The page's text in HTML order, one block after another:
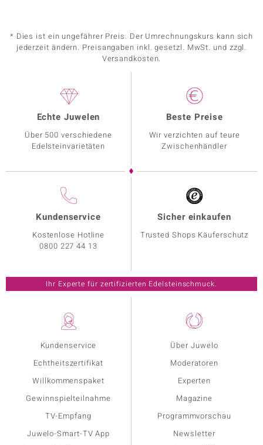
* Dies ist ein ungefährer Preis. Der Umrechnungskurs kann sich
jederzeit ändern. Preisangaben inkl. gesetzl. MwSt. und zzgl.
Versandkosten.
Kundenservice
Echtheitszertifikat
Willkommenspaket
Gewinnspielteilnahme
TV-Empfang
Juwelo-Smart-TV App
Über Juwelo
Moderatoren
Experten
Magazine
Programmvorschau
Newsletter
Echte Juwelen
Über 500 verschiedene
Edelsteinvarietäten
Beste Preise
Wir verzichten auf teure
Zwischenhändler
Kundenservice
Kostenlose Hotline
0800 227 44 13
Sicher einkaufen
Trusted Shops Käuferschutz
Ihr Experte für zertifizierten Edelsteinschmuck.